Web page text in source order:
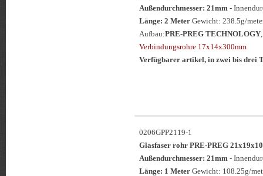
Außendurchmesser: 21mm -
Länge: 2 Meter Gewicht: 238.5g/
Aufbau:PRE-PREG TECHNOLOGY
Verbindungsrohre 17x14x300mm
Verfügbarer artikel, in zwei bis drei
0206GPP2119-1
Glasfaser rohr PRE-PREG
Außendurchmesser: 21mm -
Länge: 1 Meter Gewicht: 108.25g/